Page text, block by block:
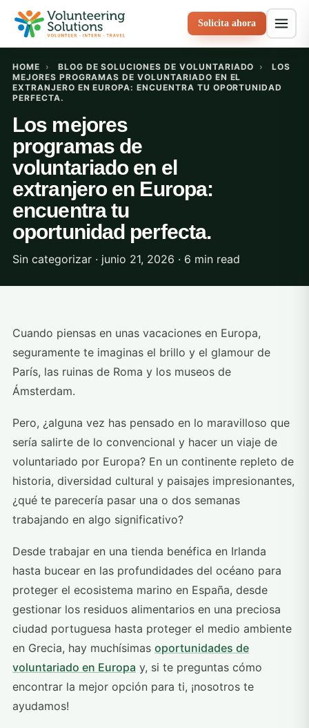
Solicita ahora
HOME › BLOG DE SOLUCIONES DE VOLUNTARIADO ›
LOS
MEJORES PROGRAMAS DE VOLUNTARIADO EN EL
EXTRANJERO EN EUROPA: ENCUENTRA TU OPORTUNIDAD
PERFECTA.
Los mejores
programas de
voluntariado en el
extranjero en Europa:
encuentra tu
oportunidad perfecta.
Sin categorizar · junio 21, 2026 · 6 min read
Cuando piensas en unas vacaciones en Europa,
seguramente te imaginas el brillo y el glamour de
París, las ruinas de Roma y los museos de
Ámsterdam.
Pero, ¿alguna vez has pensado en lo maravilloso que
sería salirte de lo convencional y hacer un viaje de
voluntariado por Europa? En un continente repleto de
historia, diversidad cultural y paisajes impresionantes,
¿qué te parecería pasar una o dos semanas
trabajando en algo significativo?
Desde trabajar en una tienda benéfica en Irlanda
hasta bucear en las profundidades del océano para
proteger el ecosistema marino en España, desde
gestionar los residuos alimentarios en una preciosa
ciudad portuguesa hasta proteger el medio ambiente
en Grecia, hay muchísimas oportunidades de
voluntariado en Europa y, si te preguntas cómo
encontrar la mejor opción para ti, ¡nosotros te
ayudamos!